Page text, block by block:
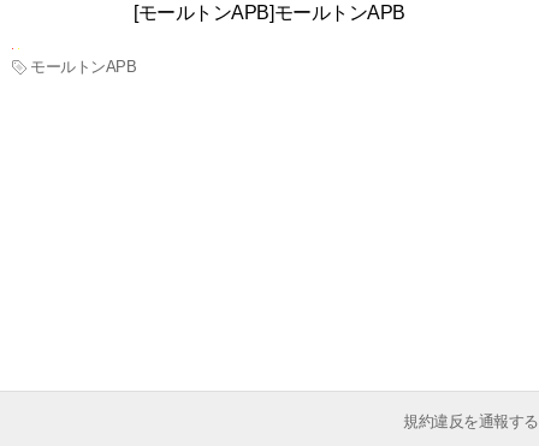
[モールトンAPB]モールトンAPB
モールトンAPB
規約違反を通報する